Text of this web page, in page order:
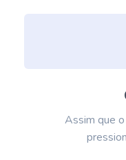
Assim que